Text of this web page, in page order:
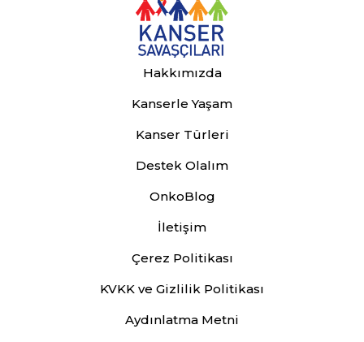
Hakkımızda
Kanserle Yaşam
Kanser Türleri
Destek Olalım
OnkoBlog
İletişim
Çerez Politikası
KVKK ve Gizlilik Politikası
Aydınlatma Metni